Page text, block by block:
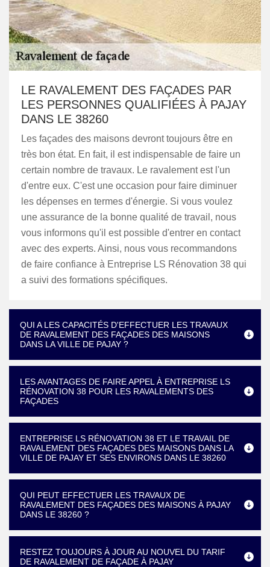
LE RAVALEMENT DES FAÇADES PAR
LES PERSONNES QUALIFIÉES À PAJAY
DANS LE 38260
Les façades des maisons devront toujours être en
très bon état. En fait, il est indispensable de faire un
certain nombre de travaux. Le ravalement est l'un
d'entre eux. C'est une occasion pour faire diminuer
les dépenses en termes d'énergie. Si vous voulez
une assurance de la bonne qualité de travail, nous
vous informons qu'il est possible d'entrer en contact
avec des experts. Ainsi, nous vous recommandons
de faire confiance à Entreprise LS Rénovation 38 qui
a suivi des formations spécifiques.
QUI A LES CAPACITÉS D'EFFECTUER LES TRAVAUX
DE RAVALEMENT DES FAÇADES DES MAISONS
DANS LA VILLE DE PAJAY ?
LES AVANTAGES DE FAIRE APPEL À ENTREPRISE LS
RÉNOVATION 38 POUR LES RAVALEMENTS DES
FAÇADES
ENTREPRISE LS RÉNOVATION 38 ET LE TRAVAIL DE
RAVALEMENT DES FAÇADES DES MAISONS DANS LA
VILLE DE PAJAY ET SES ENVIRONS DANS LE 38260
QUI PEUT EFFECTUER LES TRAVAUX DE
RAVALEMENT DES FAÇADES DES MAISONS À PAJAY
DANS LE 38260 ?
RESTEZ TOUJOURS À JOUR AU NOUVEL DU TARIF
DE RAVALEMENT DE FAÇADE À PAJAY